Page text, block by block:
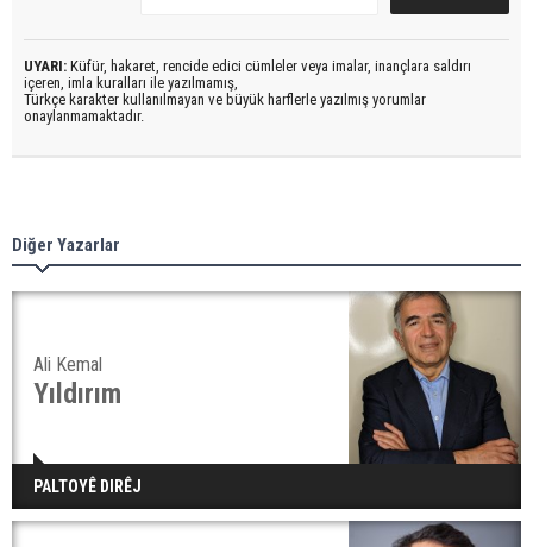
UYARI: Küfür, hakaret, rencide edici cümleler veya imalar, inançlara saldırı
içeren, imla kuralları ile yazılmamış,
Türkçe karakter kullanılmayan ve büyük harflerle yazılmış yorumlar
onaylanmamaktadır.
Diğer Yazarlar
Ali Kemal
Yıldırım
PALTOYÊ DIRÊJ